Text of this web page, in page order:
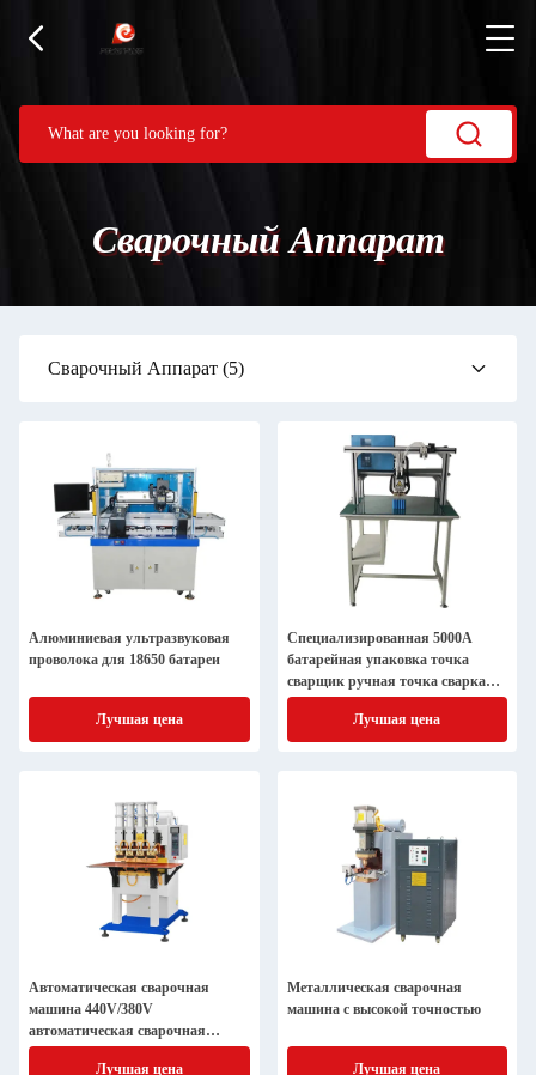
Сварочный Аппарат
Сварочный Аппарат (5)
Алюминиевая ультразвуковая
проволока для 18650 батареи
Лучшая цена
Специализированная 5000A
батарейная упаковка точка
сварщик ручная точка сварка
машина
Лучшая цена
Автоматическая сварочная
машина 440V/380V
автоматическая сварочная
машина
Лучшая цена
Металлическая сварочная
машина с высокой точностью
Лучшая цена